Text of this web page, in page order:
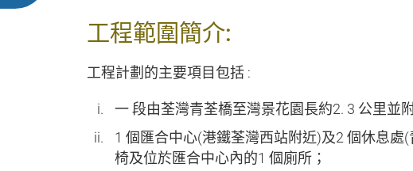
工程範圍簡介:
工程計劃的主要項目包括 :
一 段由荃灣青荃橋至灣景花園長約2. 3 公里並
1 個匯合中心(港鐵荃灣西站附近)及2 個休息
椅及位於匯合中心內的1 個廁所；